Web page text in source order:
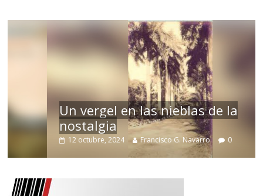
Un vergel en las nieblas de la
nostalgia
12 octubre, 2024 Francisco G. Navarro 0